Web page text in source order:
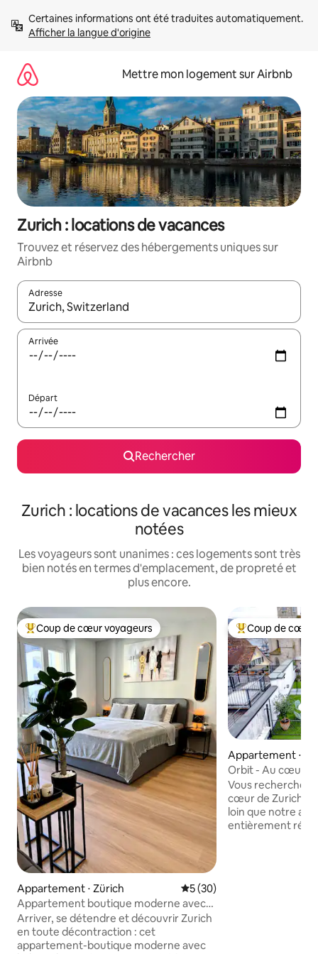
directement
Afficher la langue d'origine
Mettre mon logement sur Airbnb
Zurich : locations de vacances
Trouvez et réservez des hébergements uniques sur
Airbnb
Adresse
Lorsque les résultats s'affichent, utilisez les flèches vers le
Arrivée
Départ
Rechercher
Zurich : locations de vacances les mieux
notées
Les voyageurs sont unanimes : ces logements sont très
bien notés en termes d'emplacement, de propreté et
plus encore.
Coups de cœur voyageurs les plus appréciés
Coup de cœur voyageurs
Appartement ⋅ Zürich Évaluation moyenne sur la
5 (30)
Appartement boutique moderne avec
balcon dans un emplacement privilégié
Arriver, se détendre et découvrir Zurich
en toute décontraction : cet
appartement-boutique moderne avec
Coups de cœur
Coup de cœur
Appartement ⋅
Orbit - Au cœur
Vous recherchez
cœur de Zurich ?
loin que notre
entièrement